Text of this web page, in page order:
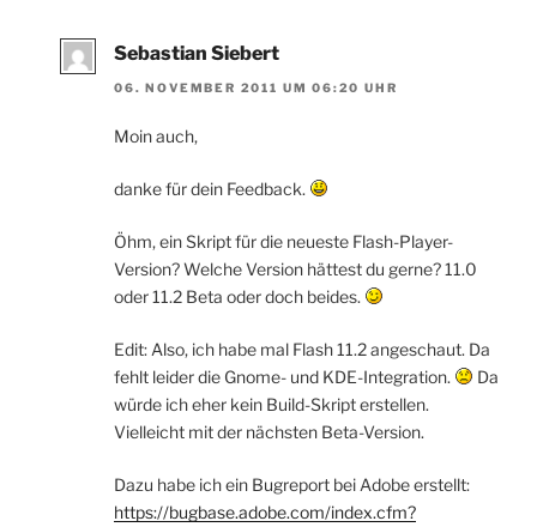
Sebastian Siebert
06. NOVEMBER 2011 UM 06:20 UHR
Moin auch,
danke für dein Feedback.
Öhm, ein Skript für die neueste Flash-Player-
Version? Welche Version hättest du gerne? 11.0
oder 11.2 Beta oder doch beides.
Edit: Also, ich habe mal Flash 11.2 angeschaut. Da
fehlt leider die Gnome- und KDE-Integration.
Da
würde ich eher kein Build-Skript erstellen.
Vielleicht mit der nächsten Beta-Version.
Dazu habe ich ein Bugreport bei Adobe erstellt:
https://bugbase.adobe.com/index.cfm?